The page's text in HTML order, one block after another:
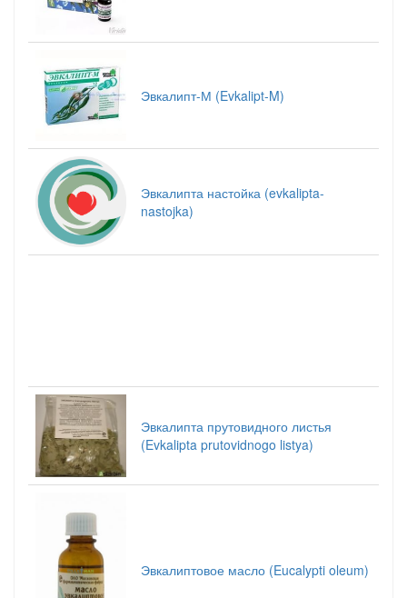
Эвкалипт-М (Evkalipt-M)
Эвкалипта настойка (evkalipta-
nastojka)
Эвкалипта прутовидного листья
(Evkalipta prutovidnogo listya)
Эвкалиптовое масло (Eucalypti oleum)